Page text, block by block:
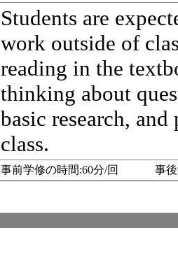
Students are
work outside of
reading in the
thinking about
basic research,
class.
事前学修の時間:60分/回 事後